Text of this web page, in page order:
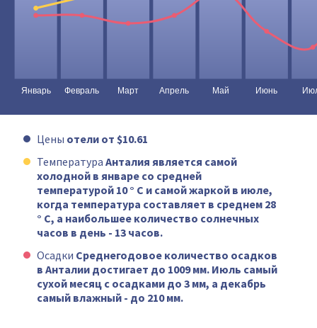
Цены отели от $10.61
Температура Анталия является самой
холодной в январе со средней
температурой 10 ° C и самой жаркой в июле,
когда температура составляет в среднем 28
° C, а наибольшее количество солнечных
часов в день - 13 часов.
Осадки Среднегодовое количество осадков
в Анталии достигает до 1009 мм. Июль самый
сухой месяц с осадками до 3 мм, а декабрь
самый влажный - до 210 мм.